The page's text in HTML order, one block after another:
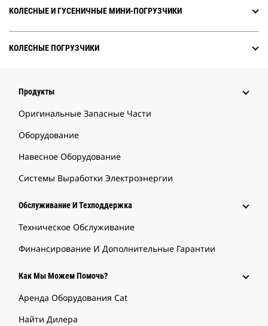
КОЛЕСНЫЕ И ГУСЕНИЧНЫЕ МИНИ-ПОГРУЗЧИКИ
КОЛЕСНЫЕ ПОГРУЗЧИКИ
Продукты
Оригинальные Запасные Части
Оборудование
Навесное Оборудование
Системы Выработки Электроэнергии
Обслуживание И Техподдержка
Техническое Обслуживание
Финансирование И Дополнительные Гарантии
Как Мы Можем Помочь?
Аренда Оборудования Cat
Найти Дилера